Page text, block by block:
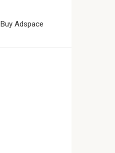
Buy Adspace